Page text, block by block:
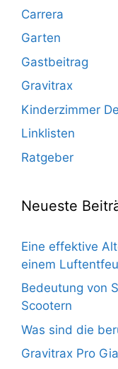
Carrera
Garten
Gastbeitrag
Gravitrax
Kinderzimmer
Linklisten
Ratgeber
Neueste
Eine effektive
einem
Bedeutung von
Scootern
Was sind die
Gravitrax Pro